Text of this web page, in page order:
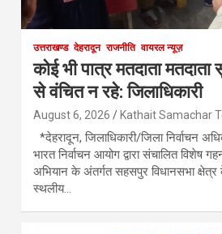
उत्तराखण्ड देहरादून राजनीति वायरल न्यूज़
कोई भी पात्र मतदाता मतदाता
से वंचित न रहे: जिलाधिकारी
August 6, 2026 Kathait Samachar
*देहरादून, जिलाधिकारी/जिला निर्वाचन
भारत निर्वाचन आयोग द्वारा संचालित विशेष
अभियान के अंतर्गत सहसपुर विधानसभा क्षेत्र
स्थलीय…